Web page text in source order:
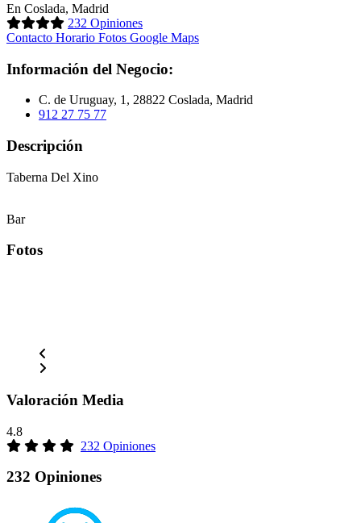
En Coslada, Madrid
232 Opiniones
Contacto Horario Fotos Google Maps
Información del Negocio:
C. de Uruguay, 1, 28822 Coslada, Madrid
912 27 75 77
Descripción
Taberna Del Xino
Bar
Fotos
Valoración Media
4.8
232 Opiniones
232 Opiniones